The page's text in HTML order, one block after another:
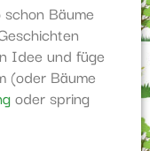
Bäume
Idee und füge
(oder Bäume
oder spring